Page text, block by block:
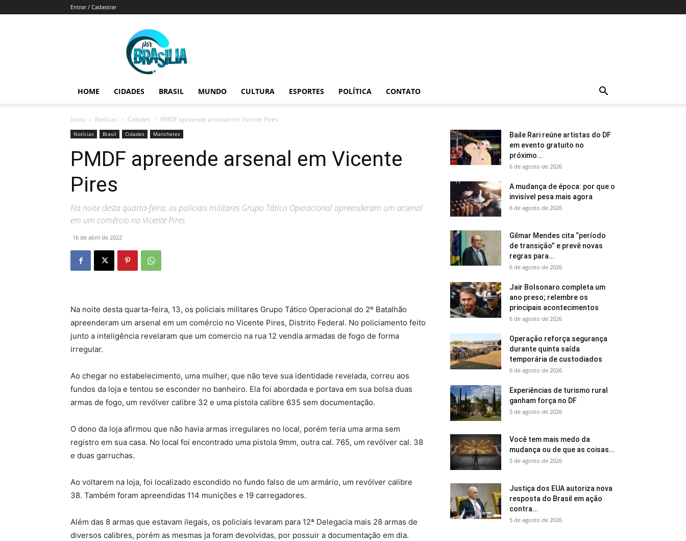
Entrar / Cadastrar
Por
Brasília
HOME CIDADES BRASIL MUNDO CULTURA ESPORTES POLÍTICA CONTATO
Início Notícias Cidades PMDF apreende arsenal em Vicente Pires
Notícias Brasil Cidades Manchetes
PMDF apreende arsenal em Vicente
Pires
Na noite desta quarta-feira, os policiais militares Grupo Tático Operacional apreenderam um arsenal
em um comércio no Vicente Pires
16 de abril de 2022
Na noite desta quarta-feira, 13, os policiais militares Grupo Tático Operacional do 2º Batalhão
apreenderam um arsenal em um comércio no Vicente Pires, Distrito Federal. No policiamento feito
junto a inteligência revelaram que um comercio na rua 12 vendia armadas de fogo de forma
irregular.
Ao chegar no estabelecimento, uma mulher, que não teve sua identidade revelada, correu aos
fundos da loja e tentou se esconder no banheiro. Ela foi abordada e portava em sua bolsa duas
armas de fogo, um revólver calibre 32 e uma pistola calibre 635 sem documentação.
O dono da loja afirmou que não havia armas irregulares no local, porém teria uma arma sem
registro em sua casa. No local foi encontrado uma pistola 9mm, outra cal. 765, um revólver cal. 38
e duas garruchas.
Ao voltarem na loja, foi localizado escondido no fundo falso de um armário, um revólver calibre
38. Também foram apreendidas 114 munições e 19 carregadores.
Além das 8 armas que estavam ilegais, os policiais levaram para 12ª Delegacia mais 28 armas de
diversos calibres, porém as mesmas ja foram devolvidas, por possuir a documentação em dia.
Baile Rari reúne artistas do DF
em evento gratuito no
próximo...
6 de agosto de 2026
A mudança de época: por que o
invisível pesa mais agora
6 de agosto de 2026
Gilmar Mendes cita “período
de transição” e prevê novas
regras para...
6 de agosto de 2026
Jair Bolsonaro completa um
ano preso; relembre os
principais acontecimentos
6 de agosto de 2026
Operação reforça segurança
durante quinta saída
temporária de custodiados
6 de agosto de 2026
Experiências de turismo rural
ganham força no DF
5 de agosto de 2026
Você tem mais medo da
mudança ou de que as coisas...
5 de agosto de 2026
Justiça dos EUA autoriza nova
resposta do Brasil em ação
contra...
5 de agosto de 2026